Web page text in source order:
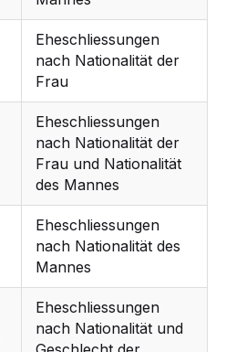
Eheschliessungen
nach Nationalität der
Frau
Eheschliessungen
nach Nationalität der
Frau und Nationalität
des Mannes
Eheschliessungen
nach Nationalität des
Mannes
Eheschliessungen
nach Nationalität und